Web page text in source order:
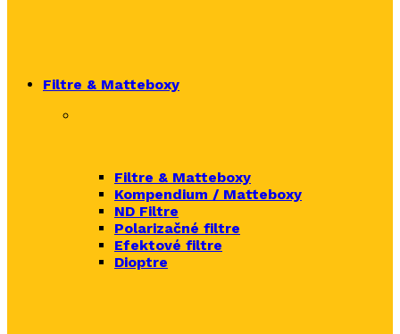
Filtre & Matteboxy
Filtre & Matteboxy
Kompendium / Matteboxy
ND Filtre
Polarizačné filtre
Efektové filtre
Dioptre